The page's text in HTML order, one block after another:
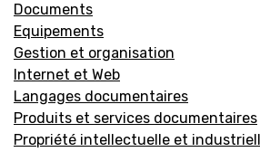
Documents
Equipements
Gestion et organisation
Internet et Web
Langages documentaires
Produits et services documentaires
Propriété intellectuelle et